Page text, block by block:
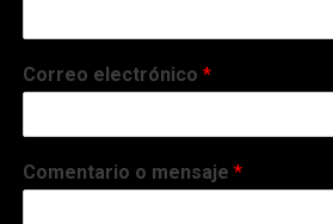
Correo electrónico*
Comentario o mensaje*